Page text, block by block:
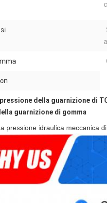
della guarnizione di
guarnizione di gomma
pressione idraulica meccanica